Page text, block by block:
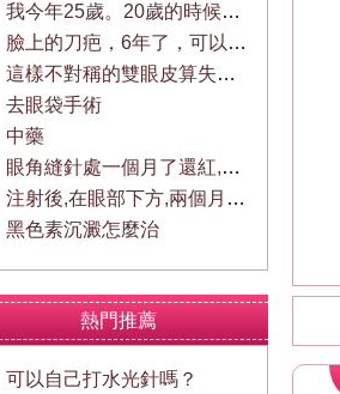
我今年25歲。20歲的時候用夾子夾鼻子，
臉上的刀疤，6年了，可以消除嗎？
這樣不對稱的雙眼皮算失敗嗎
去眼袋手術
中藥
眼角縫針處一個月了還紅,是否發炎?
注射後,在眼部下方,兩個月後,現在
黑色素沉澱怎麼治
熱門推薦
可以自己打水光針嗎？